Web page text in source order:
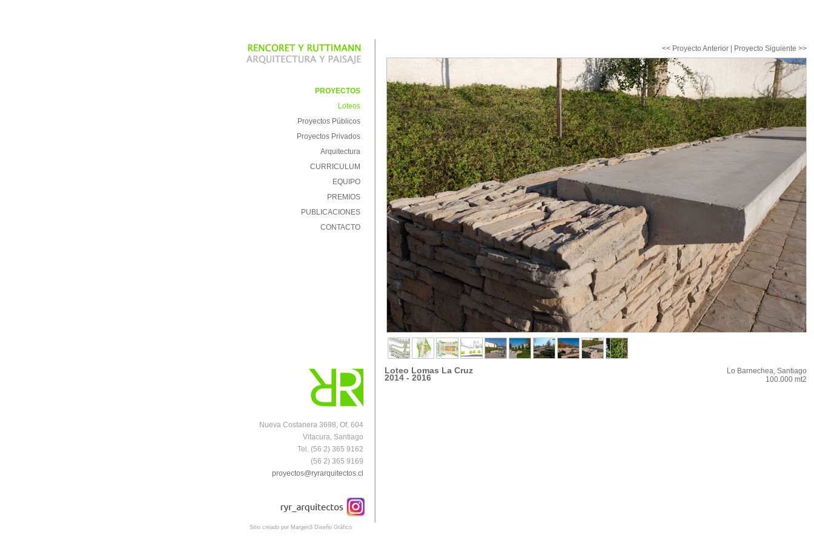
PROYECTOS
Loteos
Proyectos Públicos
Proyectos Privados
Arquitectura
CURRICULUM
EQUIPO
PREMIOS
PUBLICACIONES
CONTACTO
Nueva Costanera 3698, Of. 604
Vitacura, Santiago
Tel. (56 2) 365 9162
(56 2) 365 9169
proyectos@ryrarquitectos.cl
<< Proyecto Anterior Proyecto Siguiente >>
Loteo Lomas La Cruz
2014 - 2016
Lo Barnechea, Santiago
100.000 mt2
Sitio creado por Margen3 Diseño Gráfico